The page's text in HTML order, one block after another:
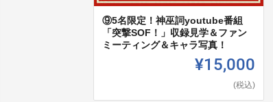
⑨5名限定！神巫詞youtube番組
「突撃SOF！」収録見学＆ファン
ミーティング＆キャラ写真！
¥15,000
(税込)